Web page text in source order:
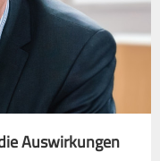
Auswirkungen